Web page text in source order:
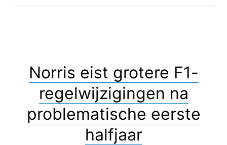
Norris eist grotere F1-
regelwijzigingen na
problematische eerste
halfjaar